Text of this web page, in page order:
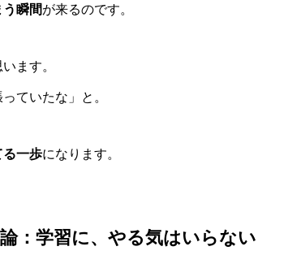
瞬間が来るのです。
ます。
ていたな」と。
る一歩になります。
：学習に、やる気はいらない